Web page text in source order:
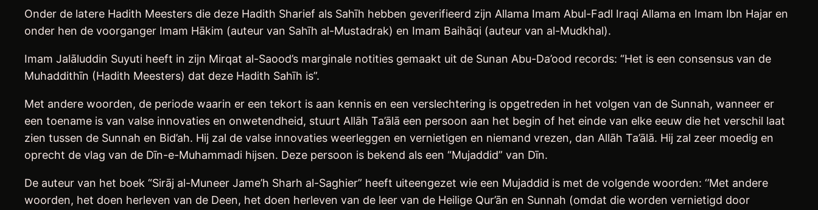
Onder de latere Hadith Meesters die deze Hadith Sharief als Sahīh hebben geverifieerd zijn Allama Imam Abul-Fadl Iraqi Allama en Imam Ibn Hajar en
onder hen de voorganger Imam Hākim (auteur van Sahīh al-Mustadrak) en Imam Baihāqi (auteur van al-Mudkhal).
Imam Jalāluddin Suyuti heeft in zijn Mirqat al-Saood’s marginale notities gemaakt uit de Sunan Abu-Da’ood records: “Het is een consensus van de
Muhaddithīn (Hadith Meesters) dat deze Hadith Sahīh is”.
Met andere woorden, de periode waarin er een tekort is aan kennis en een verslechtering is opgetreden in het volgen van de Sunnah, wanneer er
een toename is van valse innovaties en onwetendheid, stuurt Allāh Ta’ālā een persoon aan het begin of het einde van elke eeuw die het verschil laat
zien tussen de Sunnah en Bid’ah. Hij zal de valse innovaties weerleggen en vernietigen en niemand vrezen, dan Allāh Ta’ālā. Hij zal zeer moedig en
oprecht de vlag van de Dīn-e-Muhammadi hijsen. Deze persoon is bekend als een “Mujaddid” van Dīn.
De auteur van het boek “Sirāj al-Muneer Jame’h Sharh al-Saghier” heeft uiteengezet wie een Mujaddid is met de volgende woorden: ‘’Met andere
woorden, het doen herleven van de Deen, het doen herleven van de leer van de Heilige Qur’ān en Sunnah (omdat die worden vernietigd door